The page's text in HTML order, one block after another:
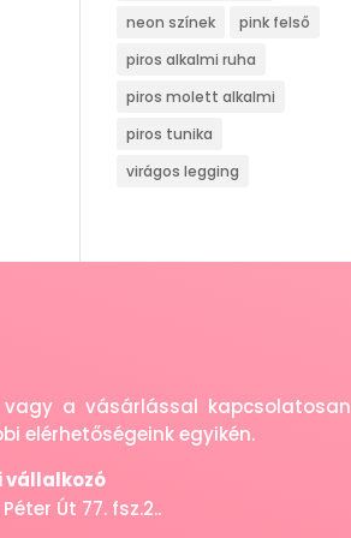
neon színek
pink felső
piros alkalmi ruha
piros molett alkalmi
piros tunika
virágos legging
vagy a vásárlással kapcsolatosan
elérhetőségeink egyikén.
vállalkozó
Út 77. fsz.2..